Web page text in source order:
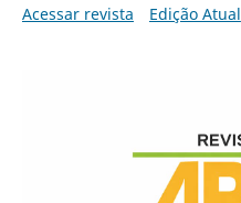
Acessar revista Edição Atual